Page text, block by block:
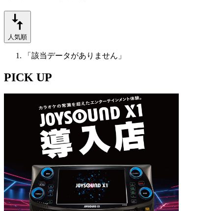
人気順
「該当データがありません」
PICK UP